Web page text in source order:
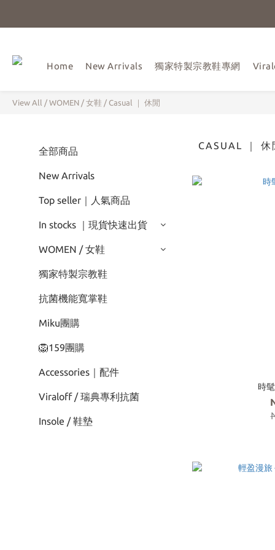
Home New Arrivals 獨家特製宗教鞋專網
View All / WOMEN / 女鞋 / Casual ｜ 休閒
全部商品
New Arrivals
Top seller｜人氣商品
In stocks ｜現貨快速出貨
WOMEN / 女鞋
獨家特製宗教鞋
抗菌機能寬掌鞋
Miku團購
🦁159團購
Accessories｜配件
Viraloff / 瑞典專利抗菌
Insole / 鞋墊
CASUAL ｜ 休
時